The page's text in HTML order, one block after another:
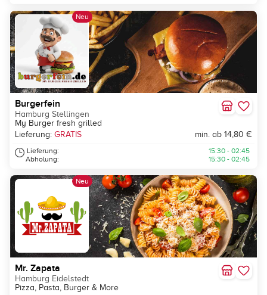
Neu
Burgerfein
Hamburg Stellingen
My Burger fresh grilled
Lieferung: GRATIS min. ab 14,80 €
Lieferung:
Abholung:
15:30 - 02:45
15:30 - 02:45
Neu
Mr. Zapata
Hamburg Eidelstedt
Pizza, Pasta, Burger & More